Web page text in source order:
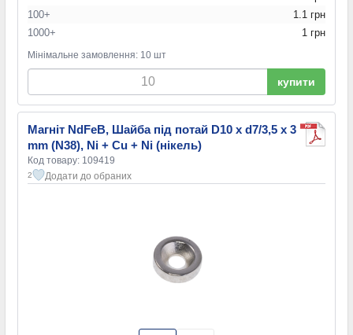
100+
1.1 грн
1000+
1 грн
Мінімальне замовлення: 10 шт
купити
Магніт NdFeB, Шайба під потай D10 x d7/3,5 x 3
mm (N38), Ni + Cu + Ni (нікель)
Код товару: 109419
2 Додати до обраних